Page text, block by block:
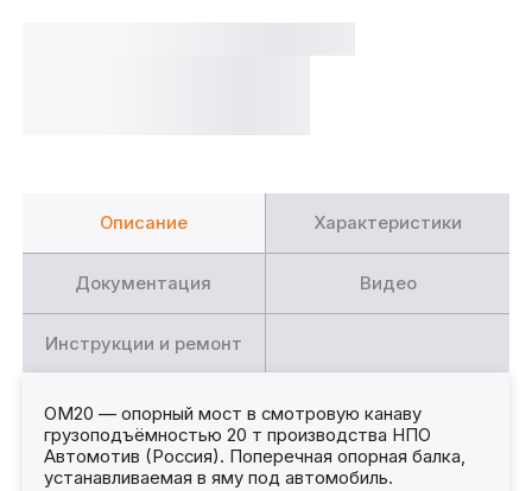
Описание Характеристики
Документация Видео
Инструкции и ремонт
ОМ20 — опорный мост в смотровую канаву
грузоподъёмностью 20 т производства НПО
Автомотив (Россия). Поперечная опорная балка,
устанавливаемая в яму под автомобиль.